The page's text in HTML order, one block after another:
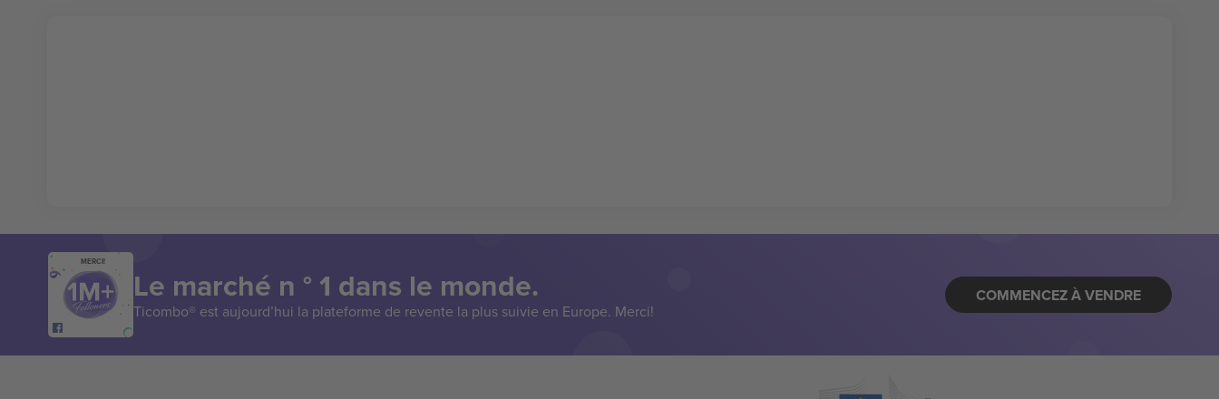
MERCI!
Le marché n ° 1 dans le monde.
Ticombo® est aujourd’hui la plateforme de revente la plus suivie en Europe. Merci!
COMMENCEZ À VENDRE